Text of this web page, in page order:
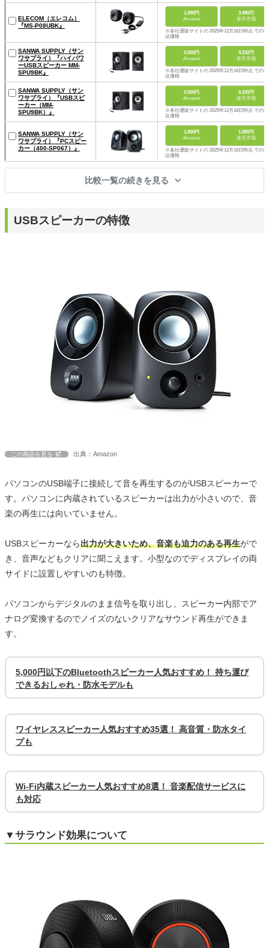
ELECOM（エレコム）
『MS-P08UBK』
1,890円
Amazon
3,980円
楽天市場
※各社通販サイトの 2025年12月16日時点 での税
込価格
SANWA SUPPLY（サン
ワサプライ）『ハイパワ
ーUSBスピーカー MM-
SPU9BK』
9,500円
Amazon
9,232円
楽天市場
※各社通販サイトの 2025年12月16日時点 での税
込価格
SANWA SUPPLY（サン
ワサプライ）『USBスピ
ーカー（MM-
SPU9BK）』
9,500円
Amazon
9,220円
楽天市場
※各社通販サイトの 2025年12月18日時点 での税
込価格
SANWA SUPPLY（サン
ワサプライ）『PCスピー
カー（400-SP067）』
1,880円
Amazon
1,880円
楽天市場
※各社通販サイトの 2025年12月16日時点 での税
込価格
比較一覧の続きを見る
USBスピーカーの特徴
この商品を見る 出典：Amazon
パソコンのUSB端子に接続して音を再生するのがUSBスピーカーで
す。パソコンに内蔵されているスピーカーは出力が小さいので、音
楽の再生には向いていません。
USBスピーカーなら出力が大きいため、音楽も迫力のある再生がで
き、音声などもクリアに聞こえます。小型なのでディスプレイの両
サイドに設置しやすいのも特徴。
パソコンからデジタルのまま信号を取り出し、スピーカー内部でア
ナログ変換するのでノイズのないクリアなサウンド再生ができま
す。
5,000円以下のBluetoothスピーカー人気おすすめ！ 持ち運び
できるおしゃれ・防水モデルも
ワイヤレススピーカー人気おすすめ35選！ 高音質・防水タイ
プも
Wi-Fi内蔵スピーカー人気おすすめ8選！ 音楽配信サービスに
も対応
▼サラウンド効果について